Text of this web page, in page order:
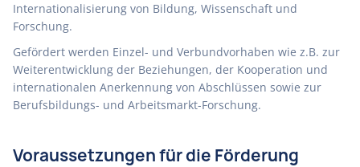
Internationalisierung von Bildung, Wissenschaft und
Forschung.
Gefördert werden Einzel- und Verbundvorhaben wie z.B. zur
Weiterentwicklung der Beziehungen, der Kooperation und
internationalen Anerkennung von Abschlüssen sowie zur
Berufsbildungs- und Arbeitsmarkt-Forschung.
Voraussetzungen für die Förderung